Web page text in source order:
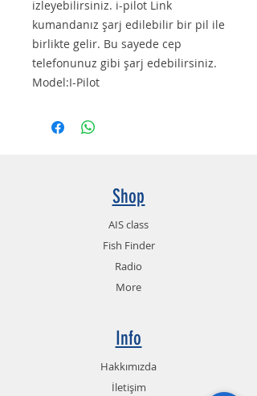
izleyebilirsiniz. i-pilot Link
kumandanız şarj edilebilir bir pil ile
birlikte gelir. Bu sayede cep
telefonunuz gibi şarj edebilirsiniz.
Model:I-Pilot
Shop
AIS class
Fish Finder
Radio
More
Info
Hakkımızda
İletişim